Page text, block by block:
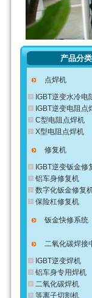
产品分类
点焊机
IGBT逆变水冷电
IGBT逆变电阻点
C型电阻点焊机
X型电阻点焊机
修复机
IGBT逆变钣金修
铝车身修复机
数字化钣金修复
保险杠修复机
钣金快修系统
二氧化碳焊接
IGBT逆变焊机
铝车身专用焊机
二氧化碳焊机
等离子切割机